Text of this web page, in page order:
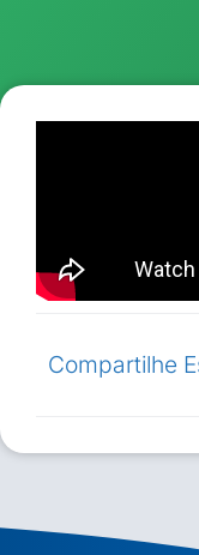
Compartilhe